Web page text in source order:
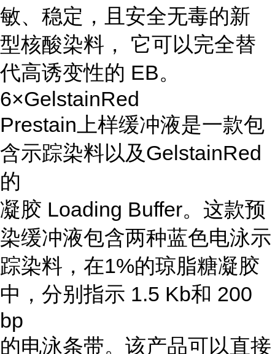
敏、稳定，且安全无毒的新
型核酸染料， 它可以完全替
代高诱变性的 EB。
6×GelstainRed
Prestain上样缓冲液是一款包
含示踪染料以及GelstainRed
的
凝胶 Loading Buffer。这款预
染缓冲液包含两种蓝色电泳示
踪染料，在1%的琼脂糖凝胶
中，分别指示 1.5 Kb和 200
bp
的电泳条带。该产品可以直接